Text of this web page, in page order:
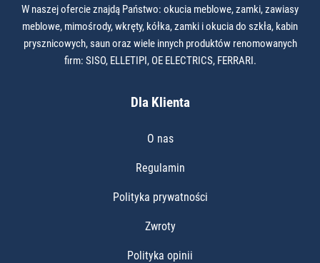
W naszej ofercie znajdą Państwo: okucia meblowe, zamki, zawiasy
meblowe, mimośrody, wkręty, kółka, zamki i okucia do szkła, kabin
prysznicowych, saun oraz wiele innych produktów renomowanych
firm: SISO, ELLETIPI, OE ELECTRICS, FERRARI.
Dla Klienta
O nas
Regulamin
Polityka prywatności
Zwroty
Polityka opinii